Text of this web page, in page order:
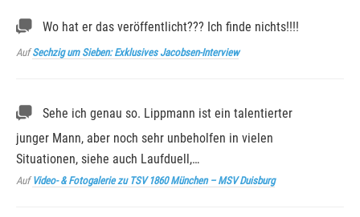
Wo hat er das veröffentlicht??? Ich finde nichts!!!!
AufSechzig um Sieben: Exklusives Jacobsen-Interview
Sehe ich genau so. Lippmann ist ein talentierter
junger Mann, aber noch sehr unbeholfen in vielen
Situationen, siehe auch Laufduell,…
AufVideo- & Fotogalerie zu TSV 1860 München – MSV Duisburg